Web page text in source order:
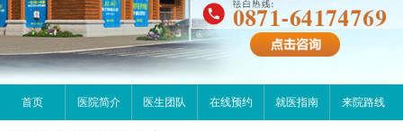
首页 医院简介 医生团队 在线预约 就医指南 来院路线